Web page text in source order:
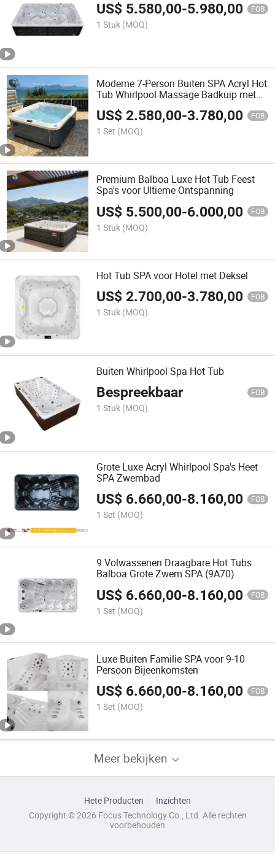
US$ 5.580,00-5.980,00 FOB
1 Stuk (MOQ)
Moderne 7-Person Buiten SPA Acryl Hot
Tub Whirlpool Massage Badkuip met
Balboa
US$2.580,00-3.780,00 FOB
1 Set (MOQ)
Premium Balboa Luxe Hot Tub Feest
Spa's voor Ultieme Ontspanning
US$ 5.500,00-6.000,00 FOB
1 Stuk (MOQ)
Hot Tub SPA voor Hotel met Deksel
US$2.700,00-3.780,00 FOB
1 Stuk (MOQ)
Buiten Whirlpool Spa Hot Tub
Bespreekbaar FOB
1 Stuk (MOQ)
Grote Luxe Acryl Whirlpool Spa's Heet
SPA Zwembad
US$ 6.660,00-8.160,00 FOB
1 Set (MOQ)
9 Volwassenen Draagbare Hot Tubs
Balboa Grote Zwem SPA (9A70)
US$ 6.660,00-8.160,00 FOB
1 Set (MOQ)
Luxe Buiten Familie SPA voor 9-10
Persoon Bijeenkomsten
US$ 6.660,00-8.160,00 FOB
1 Set (MOQ)
Meer bekijken
Hete Producten
Inzichten
Copyright © 2026 Focus Technology Co., Ltd. Alle rechten
voorbehouden